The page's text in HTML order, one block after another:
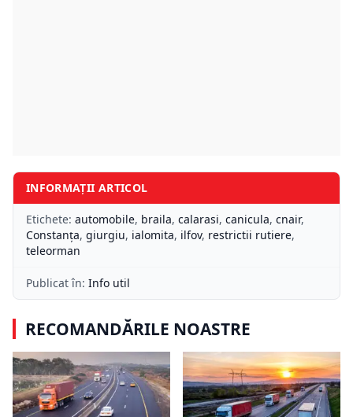
INFORMAȚII ARTICOL
Etichete: automobile, braila, calarasi, canicula, cnair,
Constanța, giurgiu, ialomita, ilfov, restrictii rutiere,
teleorman
Publicat în: Info util
RECOMANDĂRILE NOASTRE